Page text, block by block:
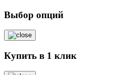
Выбор опций
Купить в 1 клик